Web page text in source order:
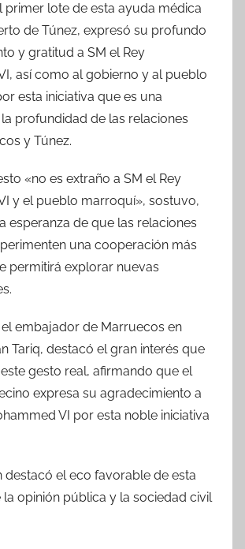
primer lote de esta ayuda médica
de Túnez, expresó su profundo
y gratitud a SM el Rey
así como al gobierno y al pueblo
esta iniciativa que es una
profundidad de las relaciones
y Túnez.
«no es extraño a SM el Rey
y el pueblo marroquí», sostuvo,
esperanza de que las relaciones
una cooperación más
permitirá explorar nuevas
embajador de Marruecos en
Tariq, destacó el gran interés que
gesto real, afirmando que el
expresa su agradecimiento a
VI por esta noble iniciativa
destacó el eco favorable de esta
la opinión pública y la sociedad civil